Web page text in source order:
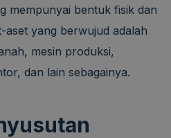
mempunyai bentuk fisik dan
aset yang berwujud adalah
mesin produksi,
dan lain sebagainya.